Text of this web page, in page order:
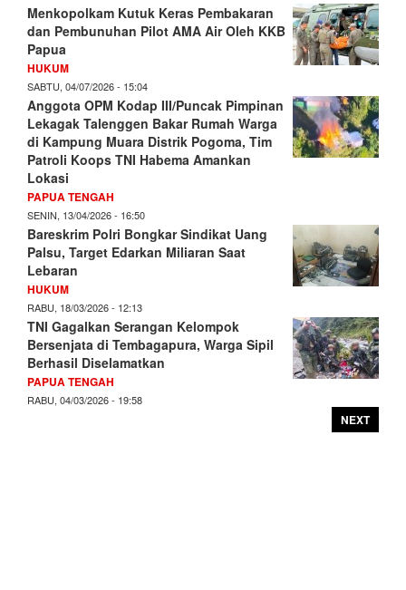
Menkopolkam Kutuk Keras Pembakaran
dan Pembunuhan Pilot AMA Air Oleh KKB
Papua
HUKUM
SABTU, 04/07/2026 - 15:04
Anggota OPM Kodap III/Puncak Pimpinan
Lekagak Talenggen Bakar Rumah Warga
di Kampung Muara Distrik Pogoma, Tim
Patroli Koops TNI Habema Amankan
Lokasi
PAPUA TENGAH
SENIN, 13/04/2026 - 16:50
Bareskrim Polri Bongkar Sindikat Uang
Palsu, Target Edarkan Miliaran Saat
Lebaran
HUKUM
RABU, 18/03/2026 - 12:13
TNI Gagalkan Serangan Kelompok
Bersenjata di Tembagapura, Warga Sipil
Berhasil Diselamatkan
PAPUA TENGAH
RABU, 04/03/2026 - 19:58
NEXT